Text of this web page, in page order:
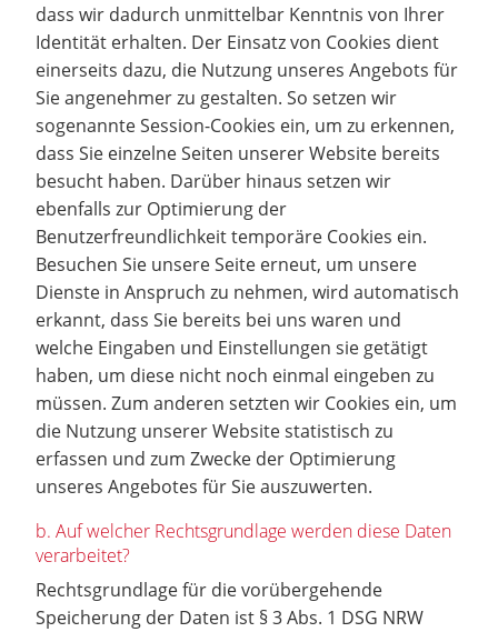
dass wir dadurch unmittelbar Kenntnis von Ihrer
Identität erhalten. Der Einsatz von Cookies dient
einerseits dazu, die Nutzung unseres Angebots für
Sie angenehmer zu gestalten. So setzen wir
sogenannte Session-Cookies ein, um zu erkennen,
dass Sie einzelne Seiten unserer Website bereits
besucht haben. Darüber hinaus setzen wir
ebenfalls zur Optimierung der
Benutzerfreundlichkeit temporäre Cookies ein.
Besuchen Sie unsere Seite erneut, um unsere
Dienste in Anspruch zu nehmen, wird automatisch
erkannt, dass Sie bereits bei uns waren und
welche Eingaben und Einstellungen sie getätigt
haben, um diese nicht noch einmal eingeben zu
müssen. Zum anderen setzten wir Cookies ein, um
die Nutzung unserer Website statistisch zu
erfassen und zum Zwecke der Optimierung
unseres Angebotes für Sie auszuwerten.
b. Auf welcher Rechtsgrundlage werden diese Daten
verarbeitet?
Rechtsgrundlage für die vorübergehende
Speicherung der Daten ist § 3 Abs. 1 DSG NRW